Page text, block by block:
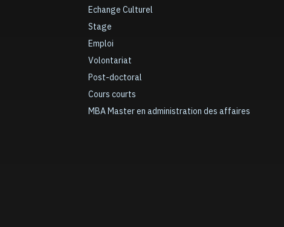
Echange Culturel
Stage
Emploi
Volontariat
Post-doctoral
Cours courts
MBA Master en administration des affaires